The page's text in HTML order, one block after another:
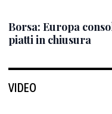
Borsa: Europa
piatti in chiusura
VIDEO